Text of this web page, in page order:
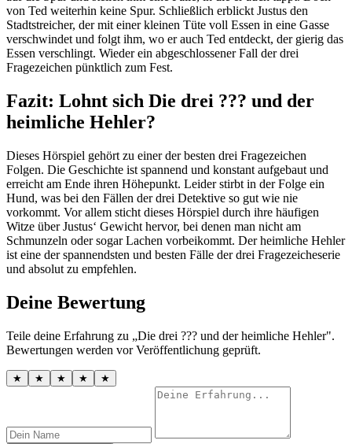
von Ted weiterhin keine Spur. Schließlich erblickt Justus den
Stadtstreicher, der mit einer kleinen Tüte voll Essen in eine Gasse
verschwindet und folgt ihm, wo er auch Ted entdeckt, der gierig das
Essen verschlingt. Wieder ein abgeschlossener Fall der drei
Fragezeichen pünktlich zum Fest.
Fazit: Lohnt sich Die drei ??? und der
heimliche Hehler?
Dieses Hörspiel gehört zu einer der besten drei Fragezeichen
Folgen. Die Geschichte ist spannend und konstant aufgebaut und
erreicht am Ende ihren Höhepunkt. Leider stirbt in der Folge ein
Hund, was bei den Fällen der drei Detektive so gut wie nie
vorkommt. Vor allem sticht dieses Hörspiel durch ihre häufigen
Witze über Justus‘ Gewicht hervor, bei denen man nicht am
Schmunzeln oder sogar Lachen vorbeikommt. Der heimliche Hehler
ist eine der spannendsten und besten Fälle der drei Fragezeicheserie
und absolut zu empfehlen.
Deine Bewertung
Teile deine Erfahrung zu „Die drei ??? und der heimliche Hehler".
Bewertungen werden vor Veröffentlichung geprüft.
★ ★ ★ ★ ★